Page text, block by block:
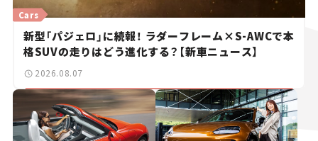
新型「パジェロ」に続報！ ラダーフレーム×S-AWCで本
格SUVの走りはどう進化する？【新車ニュース】
Cars
2026.08.07